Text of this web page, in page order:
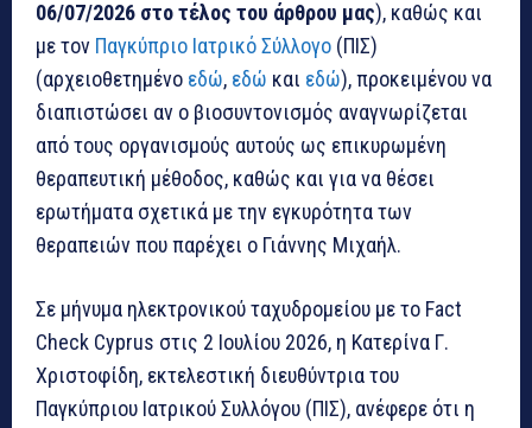
06/07/2026 στο τέλος του άρθρου μας), καθώς και
με τον Παγκύπριο Ιατρικό Σύλλογο (ΠΙΣ)
(αρχειοθετημένο εδώ, εδώ και εδώ), προκειμένου να
διαπιστώσει αν ο βιοσυντονισμός αναγνωρίζεται
από τους οργανισμούς αυτούς ως επικυρωμένη
θεραπευτική μέθοδος, καθώς και για να θέσει
ερωτήματα σχετικά με την εγκυρότητα των
θεραπειών που παρέχει ο Γιάννης Μιχαήλ.
Σε μήνυμα ηλεκτρονικού ταχυδρομείου με το Fact
Check Cyprus στις 2 Ιουλίου 2026, η Κατερίνα Γ.
Χριστοφίδη, εκτελεστική διευθύντρια του
Παγκύπριου Ιατρικού Συλλόγου (ΠΙΣ), ανέφερε ότι η